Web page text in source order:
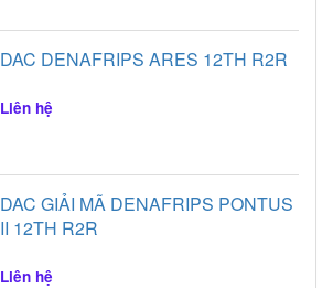
chiếc DDC bán chạy
nhất hiện nay? Những
thông tin đó sẽ được
DAC DENAFRIPS ARES 12TH R2R
Liên hệ
DAC GIẢI MÃ DENAFRIPS PONTUS
II 12TH R2R
Liên hệ